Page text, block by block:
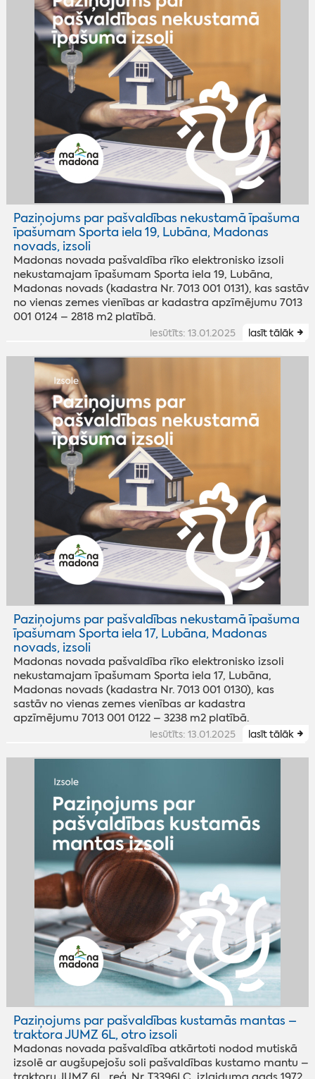
Paziņojums par pašvaldības nekustamā īpašuma
īpašumam Sporta iela 19, Lubāna, Madonas
novads, izsoli
Madonas novada pašvaldība rīko elektronisko izsoli
nekustamajam īpašumam Sporta iela 19, Lubāna,
Madonas novads (kadastra Nr. 7013 001 0131), kas sastāv
no vienas zemes vienības ar kadastra apzīmējumu 7013
001 0124 – 2818 m2 platībā.
iesūtīts: 13.01.2025 lasīt tālāk
Paziņojums par pašvaldības nekustamā īpašuma
īpašumam Sporta iela 17, Lubāna, Madonas
novads, izsoli
Madonas novada pašvaldība rīko elektronisko izsoli
nekustamajam īpašumam Sporta iela 17, Lubāna,
Madonas novads (kadastra Nr. 7013 001 0130), kas
sastāv no vienas zemes vienības ar kadastra
apzīmējumu 7013 001 0122 – 3238 m2 platībā.
iesūtīts: 13.01.2025 lasīt tālāk
Paziņojums par pašvaldības kustamās mantas –
traktora JUMZ 6L, otro izsoli
Madonas novada pašvaldība atkārtoti nodod mutiskā
izsolē ar augšupejošu soli pašvaldības kustamo mantu –